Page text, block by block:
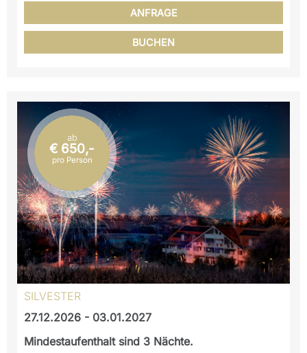
ANFRAGE
BUCHEN
SILVESTER
27.12.2026 - 03.01.2027
Mindestaufenthalt sind 3 Nächte.
ab
€ 650,-
pro Person